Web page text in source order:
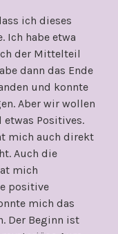
ich dieses
Ich habe etwa
der Mittelteil
dann das Ende
und konnte
Aber wir wollen
Positives.
mich auch direkt
Auch die
mich
positive
mich das
Der Beginn ist